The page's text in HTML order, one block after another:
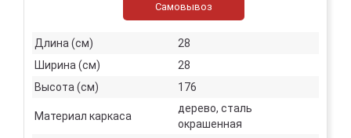
Самовывоз
Длина (см)
28
Ширина (см)
28
Высота (см)
176
Материал каркаса
дерево, сталь
окрашенная